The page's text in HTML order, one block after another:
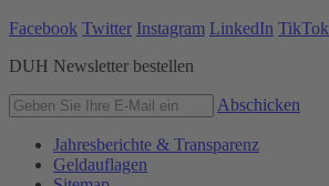
Facebook Twitter Instagram LinkedIn TikTok
DUH Newsletter bestellen
Abschicken
Jahresberichte & Transparenz
Geldauflagen